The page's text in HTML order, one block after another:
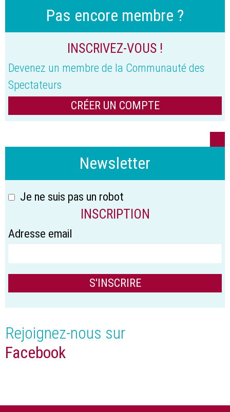
Pas encore membre ?
INSCRIVEZ-VOUS !
Devenez un membre de la Communauté des
Spectateurs
CRÉER UN COMPTE
Newsletter
Je ne suis pas un robot
INSCRIPTION
Adresse email
Rejoignez-nous sur
Facebook